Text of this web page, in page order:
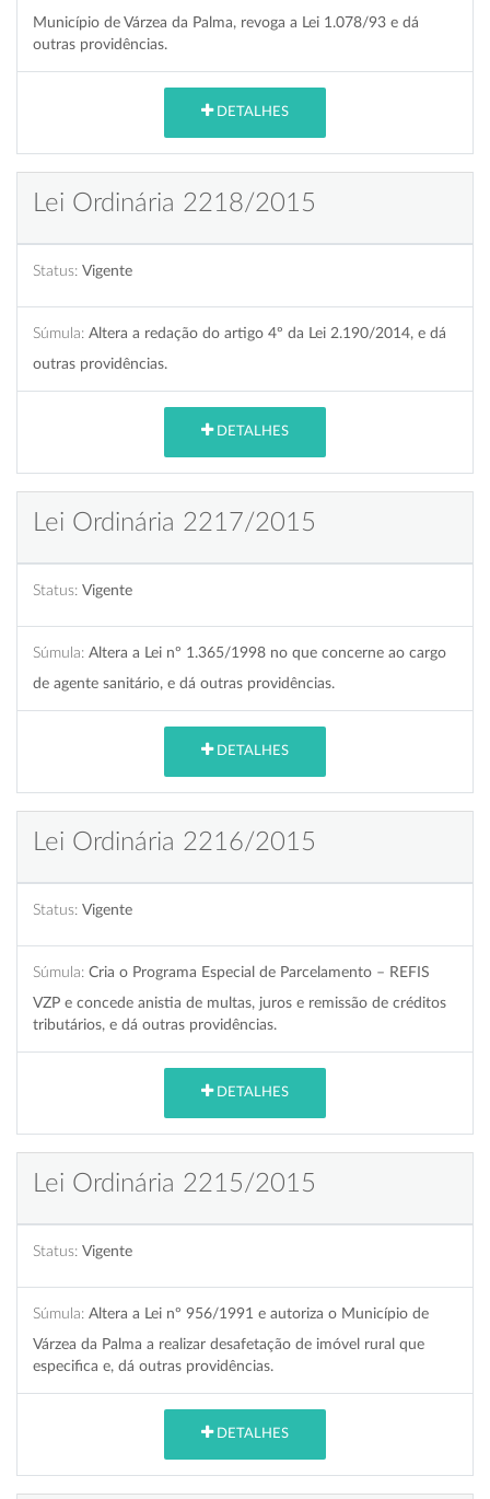
Município de Várzea da Palma, revoga a Lei 1.078/93 e dá
outras providências.
DETALHES
Lei Ordinária 2218/2015
Status: Vigente
Súmula: Altera a redação do artigo 4º da Lei 2.190/2014, e dá
outras providências.
DETALHES
Lei Ordinária 2217/2015
Status: Vigente
Súmula: Altera a Lei nº 1.365/1998 no que concerne ao cargo
de agente sanitário, e dá outras providências.
DETALHES
Lei Ordinária 2216/2015
Status: Vigente
Súmula: Cria o Programa Especial de Parcelamento – REFIS
VZP e concede anistia de multas, juros e remissão de créditos
tributários, e dá outras providências.
DETALHES
Lei Ordinária 2215/2015
Status: Vigente
Súmula: Altera a Lei nº 956/1991 e autoriza o Município de
Várzea da Palma a realizar desafetação de imóvel rural que
especifica e, dá outras providências.
DETALHES